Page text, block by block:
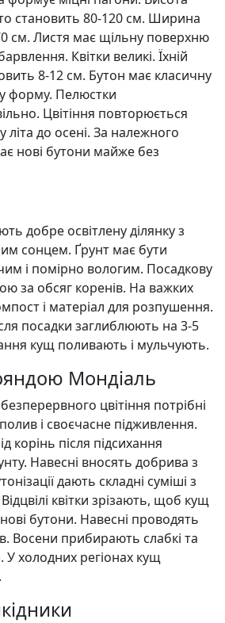
становить 80-120 см. Ширина
см. Листя має щільну поверхню
Квітки великі. Їхній
8-12 см. Бутон має класичну
форму. Пелюстки
Цвітіння повторюється
літа до осені. За належного
нові бутони майже без
добре освітлену ділянку з
сонцем. Ґрунт має бути
і помірно вологим. Посадкову
за обсяг коренів. На важких
і матеріал для розпушення.
посадки заглиблюють на 3-5
кущ поливають і мульчують.
Мондіаль
цвітіння потрібні
і своєчасне підживлення.
корінь після підсихання
Навесні вносять добрива з
дають складні суміші з
квітки зрізають, щоб кущ
бутони. Навесні проводять
Восени прибирають слабкі та
У холодних регіонах кущ